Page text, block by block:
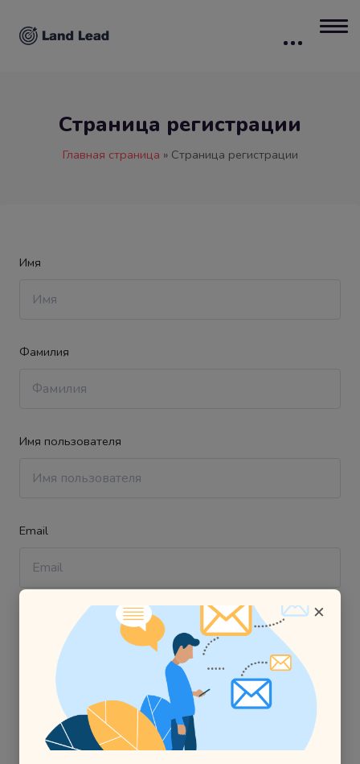
Страница регистрации
Главная страница » Страница регистрации
Имя
Фамилия
Имя пользователя
Email
Подтверждение пароля
×